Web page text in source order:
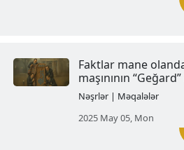
Xəbərlər |
2024 Oct 18, Fri